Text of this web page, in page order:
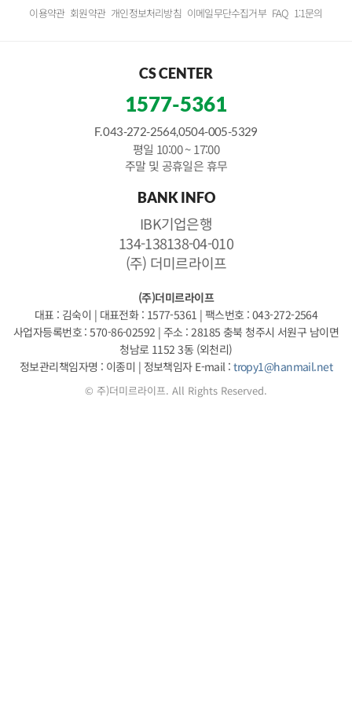
이용약관 회원약관 개인정보처리방침 이메일무단수집거부 FAQ 1:1문의
CS CENTER
1577-5361
F. 043-272-2564,0504-005-5329
평일 10:00 ~ 17:00
주말 및 공휴일은 휴무
BANK INFO
IBK기업은행
134-138138-04-010
(주) 더미르라이프
(주)더미르라이프
대표 : 김숙이 | 대표전화 : 1577-5361 | 팩스번호 : 043-272-2564
사업자등록번호 : 570-86-02592 | 주소 : 28185 충북 청주시 서원구 남이면
청남로 1152 3동 (외천리)
정보관리책임자명 : 이종미 | 정보책임자 E-mail :tropy1@hanmail.net
© 주)더미르라이프. All Rights Reserved.